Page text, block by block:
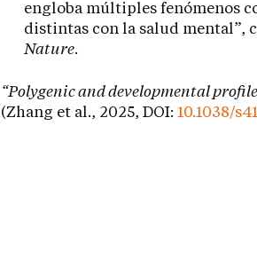
engloba múltiples fenómenos
distintas con la salud mental”,
Nature.
“Polygenic and developmental
(Zhang et al., 2025, DOI: 10.1038/